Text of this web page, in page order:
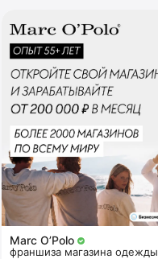
Marc O’Polo
франшиза магазина одежды